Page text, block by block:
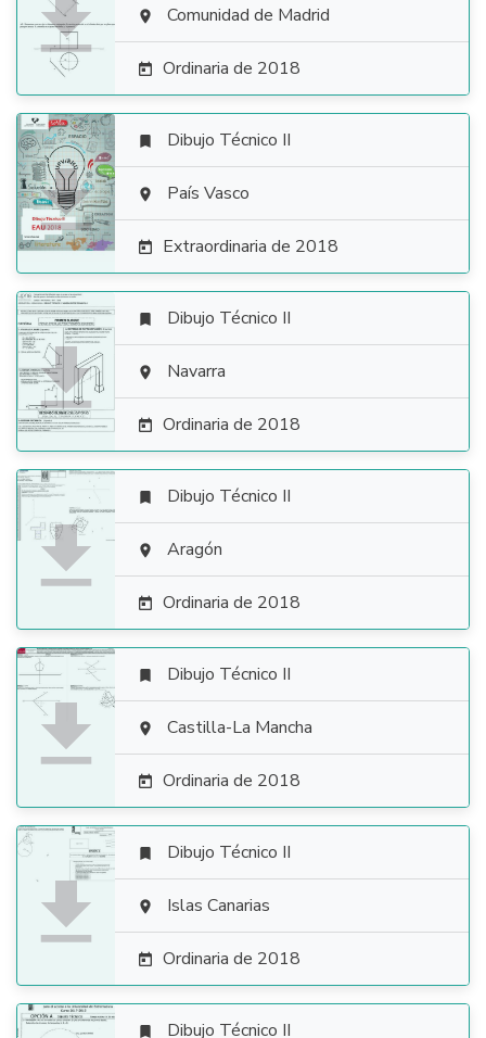
  Comunidad de Madrid
 Ordinaria de 2018

 Dibujo Técnico II
 País Vasco
 Extraordinaria de 2018

 Dibujo Técnico II
 Navarra
 Ordinaria de 2018

 Dibujo Técnico II
 Aragón
 Ordinaria de 2018

 Dibujo Técnico II
 Castilla-La Mancha
 Ordinaria de 2018

 Dibujo Técnico II
 Islas Canarias
 Ordinaria de 2018
 Dibujo Técnico II